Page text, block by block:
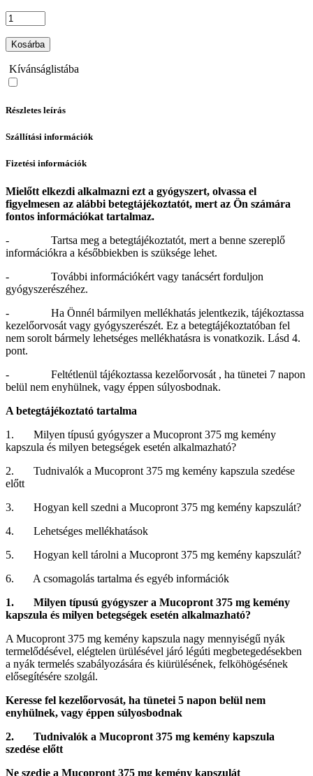
Kosárba
Kívánságlistába
Részletes leírás
Szállítási információk
Fizetési információk
Mielőtt elkezdi alkalmazni ezt a gyógyszert, olvassa el
figyelmesen az alábbi betegtájékoztatót, mert az Ön számára
fontos információkat tartalmaz.
- Tartsa meg a betegtájékoztatót, mert a benne szereplő
információkra a későbbiekben is szüksége lehet.
- További információkért vagy tanácsért forduljon
gyógyszerészéhez.
- Ha Önnél bármilyen mellékhatás jelentkezik, tájékoztassa
kezelőorvosát vagy gyógyszerészét. Ez a betegtájékoztatóban fel
nem sorolt bármely lehetséges mellékhatásra is vonatkozik. Lásd 4.
pont.
- Feltétlenül tájékoztassa kezelőorvosát , ha tünetei 7 napon
belül nem enyhülnek, vagy éppen súlyosbodnak.
A betegtájékoztató tartalma
1. Milyen típusú gyógyszer a Mucopront 375 mg kemény
kapszula és milyen betegségek esetén alkalmazható?
2. Tudnivalók a Mucopront 375 mg kemény kapszula szedése
előtt
3. Hogyan kell szedni a Mucopront 375 mg kemény kapszulát?
4. Lehetséges mellékhatások
5. Hogyan kell tárolni a Mucopront 375 mg kemény kapszulát?
6. A csomagolás tartalma és egyéb információk
1. Milyen típusú gyógyszer a Mucopront 375 mg kemény
kapszula és milyen betegségek esetén alkalmazható?
A Mucopront 375 mg kemény kapszula nagy mennyiségű nyák
termelődésével, elégtelen ürülésével járó légúti megbetegedé­sekben
a nyák termelés szabályozására és kiürülésének, felköhögésének
elősegítésére szolgál.
Keresse fel kezelőorvosát, ha tünetei 5 napon belül nem
enyhülnek, vagy éppen súlyosbodnak
2. Tudnivalók a Mucopront 375 mg kemény kapszula
szedése előtt
Ne szedje a Mucopront 375 mg kemény kapszulát